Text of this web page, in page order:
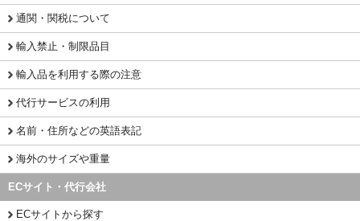
通関・関税について
輸入禁止・制限品目
輸入品を利用する際の注意
代行サービスの利用
名前・住所などの英語表記
海外のサイズや重量
ECサイト・代行会社
ECサイトから探す